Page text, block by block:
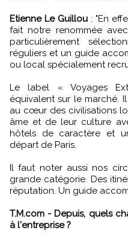
Etienne Le Guillou : "En
fait notre renommée
particulièrement
réguliers et un guide
ou local spécialement
Le label « Voyages
équivalent sur le marché.
au cœur des civilisations
âme et de leur culture
hôtels de caractère et
départ de Paris.
Il faut noter aussi nos
grande catégorie. Des
réputation. Un guide
T.M.com - Depuis, quels
à l'entreprise ?